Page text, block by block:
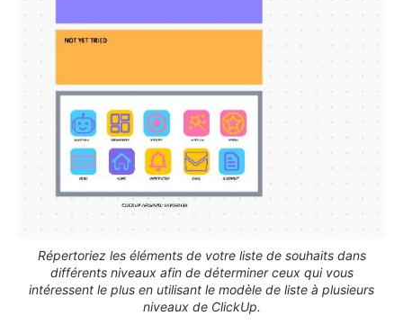
Répertoriez les éléments de votre liste de souhaits dans
différents niveaux afin de déterminer ceux qui vous
intéressent le plus en utilisant le modèle de liste à plusieurs
niveaux de ClickUp.